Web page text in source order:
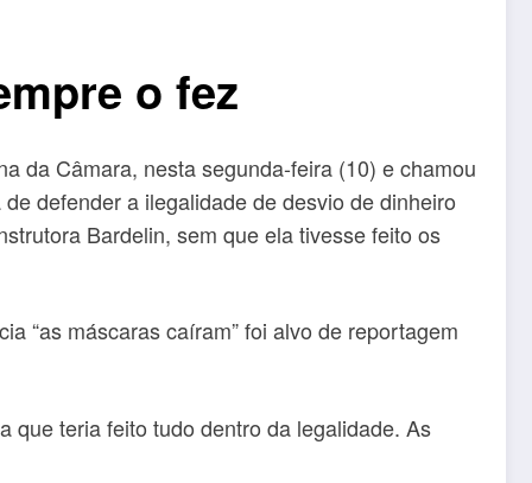
o fez
da Câmara, nesta segunda-feira (10) e chamou
defender a ilegalidade de desvio de dinheiro
Bardelin, sem que ela tivesse feito os
“as máscaras caíram” foi alvo de reportagem
que teria feito tudo dentro da legalidade. As